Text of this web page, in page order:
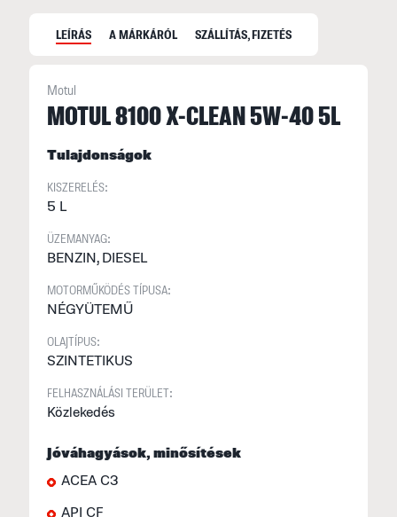
LEÍRÁS A MÁRKÁRÓL SZÁLLÍTÁS, FIZETÉS
Motul
MOTUL 8100 X-CLEAN 5W-40 5L
Tulajdonságok
KISZERELÉS:
5 L
ÜZEMANYAG:
BENZIN, DIESEL
MOTORMŰKÖDÉS TÍPUSA:
NÉGYÜTEMŰ
OLAJTÍPUS:
SZINTETIKUS
FELHASZNÁLÁSI TERÜLET:
Közlekedés
Jóváhagyások, minősítések
ACEA C3
API CF